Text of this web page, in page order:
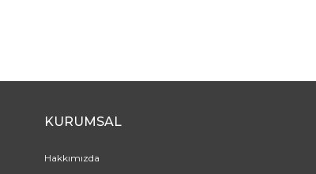
KURUMSAL
Hakkımızda